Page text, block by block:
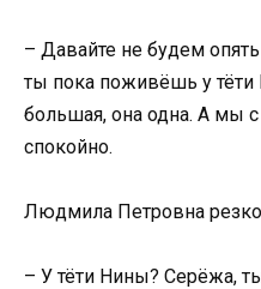
– Давайте не будем
ты пока поживёшь у тёти
большая, она одна. А мы
спокойно.
Людмила Петровна
– У тёти Нины? Серёжа,